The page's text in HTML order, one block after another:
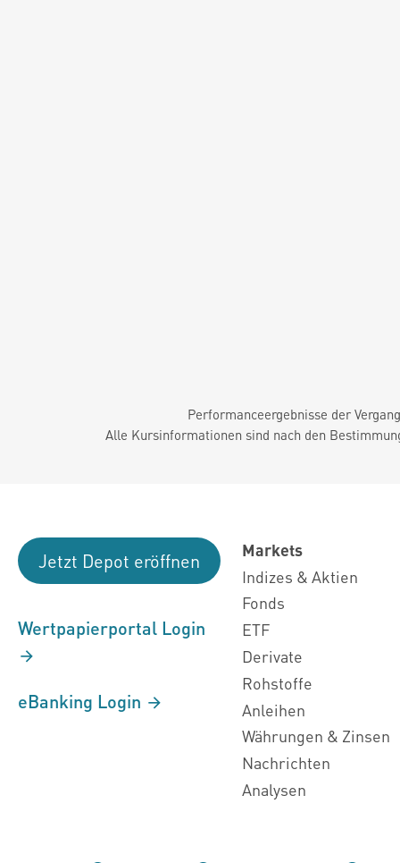
Performanceergebnisse der
Alle Kursinformationen sind nach den
Jetzt Depot eröffnen
Wertpapierportal Login
eBanking Login
Markets
Indizes & Aktien
Fonds
ETF
Derivate
Rohstoffe
Anleihen
Währungen & Zinsen
Nachrichten
Analysen